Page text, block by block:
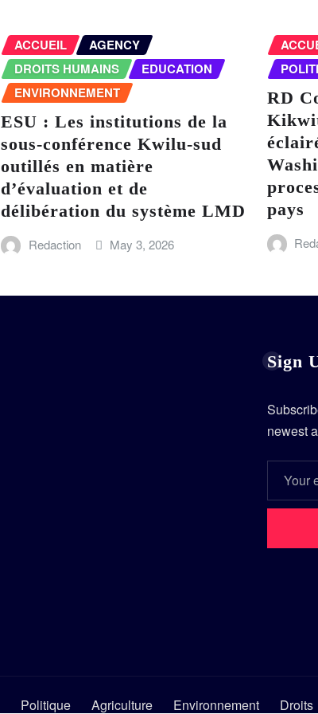
ACCUEIL
AGENCY
DROITS HUMAINS
EDUCATION
ENVIRONNEMENT
ESU : Les institutions de la
sous-conférence Kwilu-sud
outillés en matière
d’évaluation et de
délibération du système LMD
Redaction May 3, 2026
RD
pays
Sign
newest
Politique Agriculture Environnement Droits